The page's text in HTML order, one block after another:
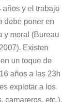
años y el trabajo
debe poner en
y moral (Bureau
Existen
un toque de
años a las 23h
explotar a los
camareros, etc.).